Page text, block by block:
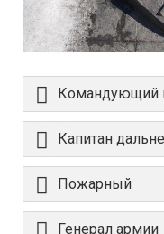
Командующий
Капитан
Пожарный
Генерал армии